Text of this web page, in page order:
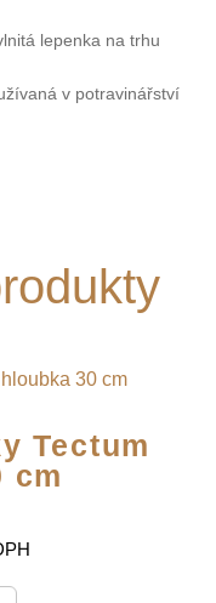
lepenka na trhu
v potravinářství
Tectum
cm